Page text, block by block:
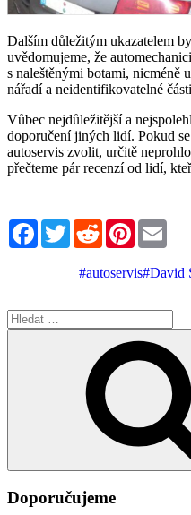
Dalším důležitým ukazatelem
uvědomujeme, že
s naleštěnými botami, nicméně
nářadí a neidentifikovatelné
Vůbec nejdůležitější a
doporučení jiných lidí. Pokud
autoservis zvolit, určitě
přečteme pár recenzí od lidí,
FacebookTwitterRedditPinterest
#autoservis#David
Hledat:
Doporučujeme